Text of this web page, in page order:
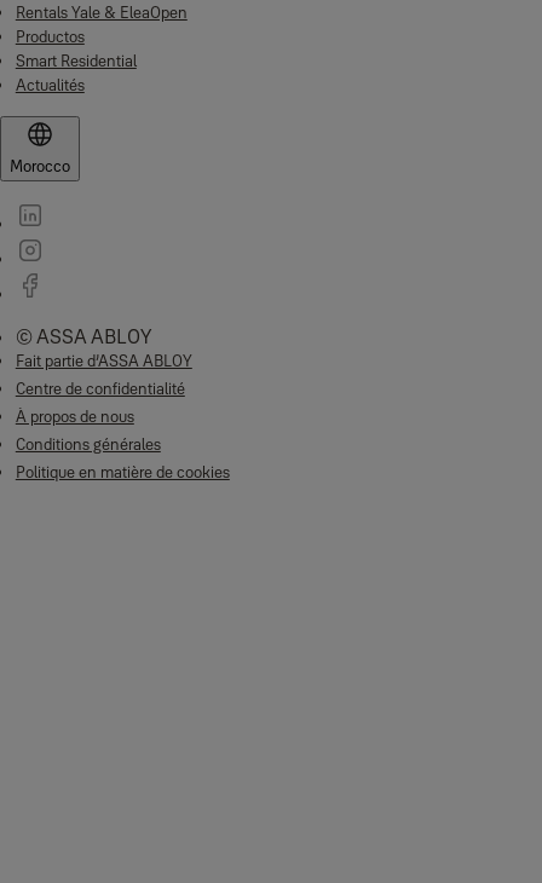
Rentals Yale & EleaOpen
Productos
Smart Residential
Actualités
Morocco
© ASSA ABLOY
Fait partie d’ASSA ABLOY
Centre de confidentialité
À propos de nous
Conditions générales
Politique en matière de cookies